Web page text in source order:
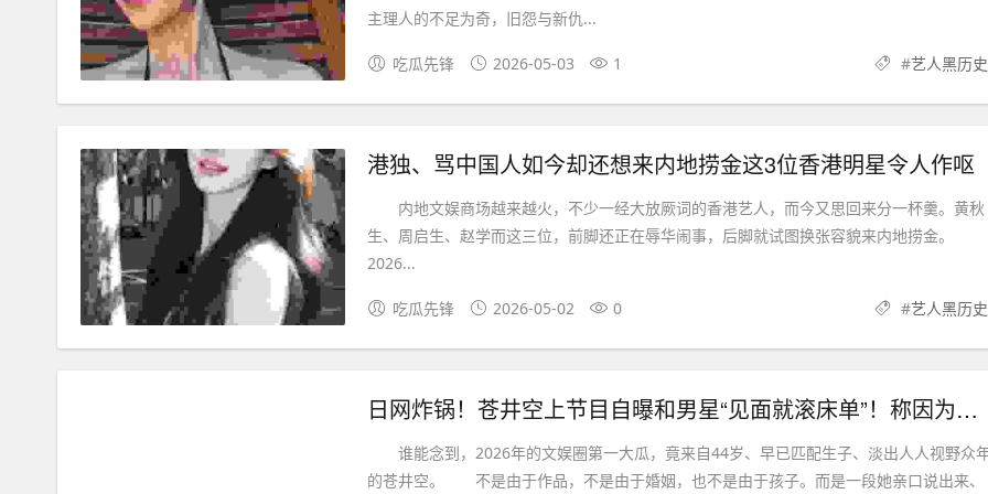
主理人的不足为奇，旧怨与新仇...
吃瓜先锋 2026-05-03 1 #艺人黑历史
港独、骂中国人如今却还想来内地捞金这3位香港明星令人作呕
内地文娱商场越来越火，不少一经大放厥词的香港艺人，而今又思回来分一杯羹。黄秋
生、周启生、赵学而这三位，前脚还正在辱华闹事，后脚就试图换张容貌来内地捞金。
2026...
吃瓜先锋 2026-05-02 0 #艺人黑历史
日网炸锅！苍井空上节目自曝和男星“见面就滚床单”！称因为这个男人才变成了“渣女”
谁能念到，2026年的文娱圈第一大瓜，竟来自44岁、早已匹配生子、淡出人人视野众
的苍井空。 不是由于作品，不是由于婚姻，也不是由于孩子。而是一段她亲口说出来、